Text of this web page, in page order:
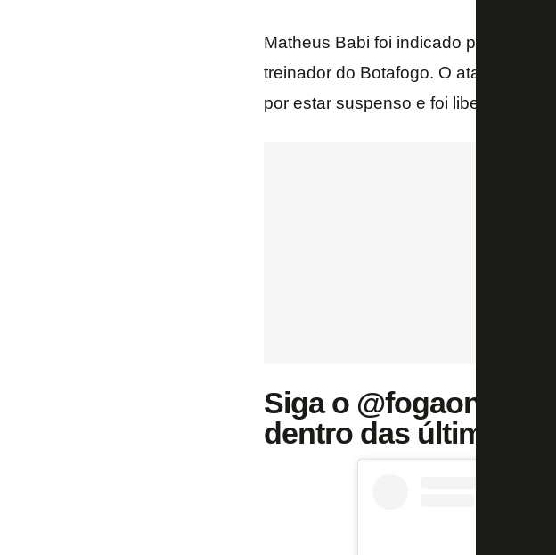
Matheus Babi foi indicado por
treinador do Botafogo. O atacante
por estar suspenso e foi liberado do
Siga o @fogaonet no
dentro das últimas